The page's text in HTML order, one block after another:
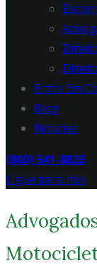
Entre Em
Blog
Notícias
(800) 341-8823
Ligue para nós